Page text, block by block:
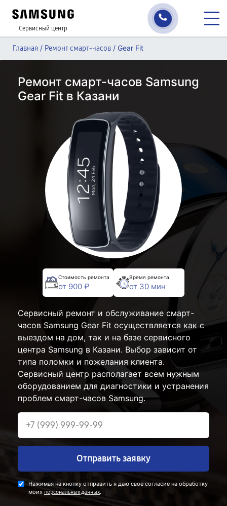
Сервисный центр
Главная / Ремонт смарт-часов / Gear Fit
Ремонт смарт-часов Samsung
Gear Fit в Казани
Стоимость ремонта
от 900 ₽
Время ремонта
от 30 мин
Сервисный ремонт и обслуживание смарт-
часов Samsung Gear Fit осуществляется как с
выездом на дом, так и на базе сервисного
центра Samsung в Казани. Выбор зависит от
типа поломки и пожелания клиента.
Сервисный центр располагает всем нужным
оборудованием для диагностики и устранения
проблем смарт-часов Samsung.
Отправить заявку
Нажимая на кнопку отправить я даю свое согласие на обработку
моих персональных данных.